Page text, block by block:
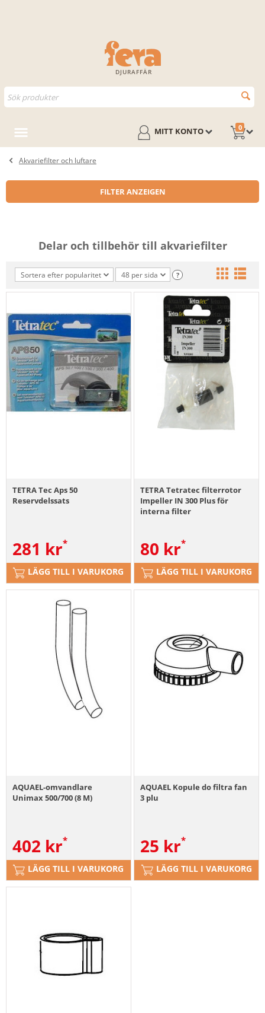
DJURAFFÄR
0
MITT KONTO
Akvariefilter och luftare
FILTER ANZEIGEN
Delar och tillbehör till akvariefilter
Sortera efter popularitet 48 per sida ?
TETRA Tec Aps 50
Reservdelssats
281 kr
LÄGG TILL I VARUKORG
TETRA Tetratec filterrotor
Impeller IN 300 Plus för
interna filter
80 kr
LÄGG TILL I VARUKORG
AQUAEL-omvandlare
Unimax 500/700 (8 M)
402 kr
LÄGG TILL I VARUKORG
AQUAEL Kopule do filtra fan
3 plu
25 kr
LÄGG TILL I VARUKORG